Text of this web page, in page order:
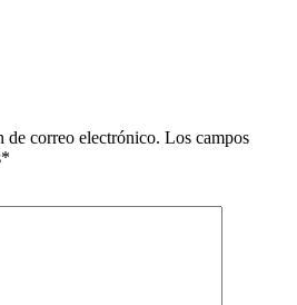
de correo electrónico. Los campos
*